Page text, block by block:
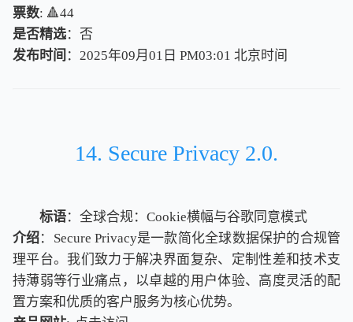
票数: 🔺44
是否精选：否
发布时间 ：2025年09月01日 PM03:01 北京时间
北京时间
14. Secure Privacy 2.0.
标语：全球合规：Cookie横幅与谷歌同意模式
介绍：Secure Privacy是一款简化全球数据保护的合规管
理平台。我们致力于解决界面复杂、定制性差和技术支
持薄弱等行业痛点，以卓越的用户体验、高度灵活的配
置方案和优质的客户服务为核心优势。